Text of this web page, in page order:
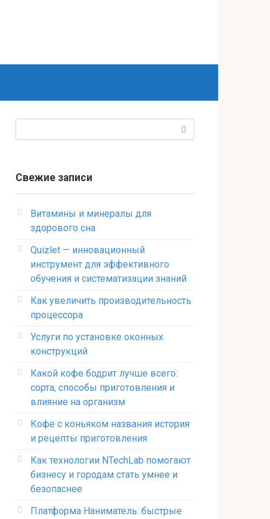
Свежие записи
Витамины и минералы для
здорового сна
Quizlet — инновационный
инструмент для эффективного
обучения и систематизации знаний
Как увеличить производительность
процессора
Услуги по установке оконных
конструкций
Какой кофе бодрит лучше всего:
сорта, способы приготовления и
влияние на организм
Кофе с коньяком названия история
и рецепты приготовления
Как технологии NTechLab помогают
бизнесу и городам стать умнее и
безопаснее
Платформа Наниматель: быстрые